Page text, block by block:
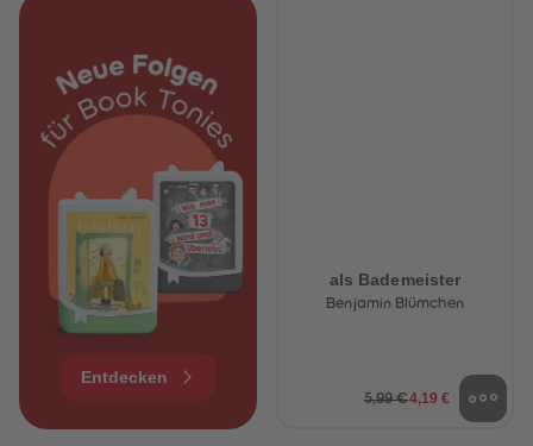
Entdecken
als Bademeister
Benjamin Blümchen
5,99 €4,19 €